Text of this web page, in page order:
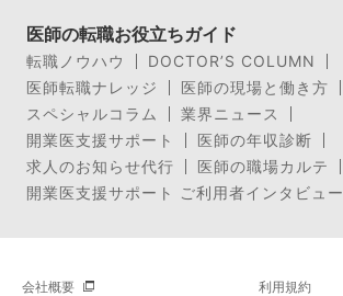
医師の転職お役立ちガイド
転職ノウハウ
DOCTOR’S COLUMN
医師転職ナレッジ
医師の現場と働き方
スペシャルコラム
業界ニュース
開業医支援サポート
医師の年収診断
求人のお知らせ代行
医師の職場カルテ
開業医支援サポート ご利用者インタビュー
会社概要 利用規約